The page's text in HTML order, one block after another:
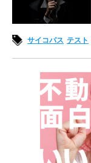
サイコパス テスト